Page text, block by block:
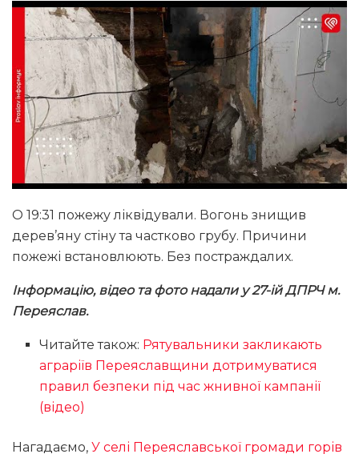
О 19:31 пожежу ліквідували. Вогонь знищив
дерев’яну стіну та частково грубу. Причини
пожежі встановлюють. Без постраждалих.
Інформацію, відео та фото надали у 27-ій ДПРЧ м.
Переяслав.
Читайте також: Рятувальники закликають
аграріїв Переяславщини дотримуватися
правил безпеки під час жнивної кампанії
(відео)
Нагадаємо, У селі Переяславської громади горів